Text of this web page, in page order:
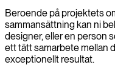
Beroende på projektets
sammansättning kan ni
designer, eller en person
ett tätt samarbete mellan
exceptionellt resultat.